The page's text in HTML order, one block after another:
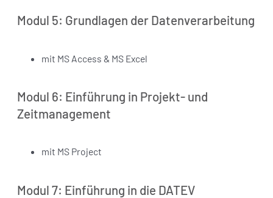
Modul 5: Grundlagen der Datenverarbeitung
mit MS Access & MS Excel
Modul 6: Einführung in Projekt- und
Zeitmanagement
mit MS Project
Modul 7: Einführung in die DATEV